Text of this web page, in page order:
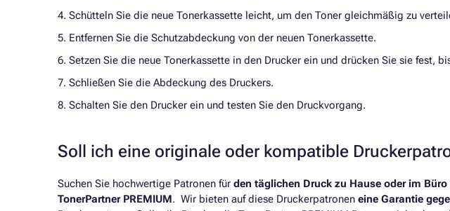
4. Schütteln Sie die neue Tonerkassette leicht, um den Toner gleichmäßig zu
5. Entfernen Sie die Schutzabdeckung von der neuen Tonerkassette.
6. Setzen Sie die neue Tonerkassette in den Drucker ein und drücken Sie sie fest,
7. Schließen Sie die Abdeckung des Druckers.
8. Schalten Sie den Drucker ein und testen Sie den Druckvorgang.
Soll ich eine originale oder kompatible
Suchen Sie hochwertige Patronen für den täglichen Druck zu Hause oder im Büro
TonerPartner PREMIUM. Wir bieten auf diese Druckerpatronen eine Garantie